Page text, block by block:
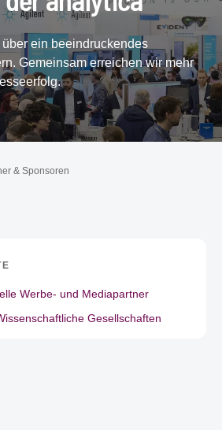
ein beeindruckendes
Gemeinsam erreichen wir mehr
& Sponsoren
Werbe- und Mediapartner
Gesellschaften